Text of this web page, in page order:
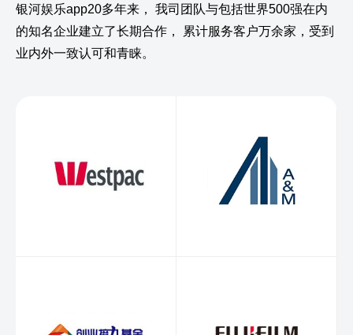
银河娱乐app20多年来，
我司团队与包括世界500强在内
的知名企业建立了长期合作，
累计服务客户万余家，受到
业内外一致认可和青睐。